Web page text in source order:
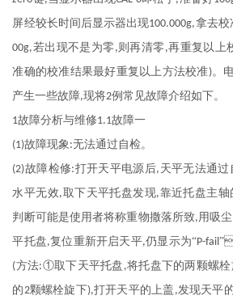
屏经较长时间后显示器出现100.000g,拿去校
00g,若出现不是为零 ,则再清零 ,再重复以上
准确的校准结果最好重复以上方法校准)
产生一些故障,现将2例常见故障介绍如下。
1故障分析与维修1.1故障一
(1)故障现象:无法通过自检。
(2)故障检修:打开天平电源后, 天平无法通过
水平无效,取下天平托盘发现,靠近托盘主
判断可能是使用者将称重物撒落所致,用吸
平托盘,复位重新开启天平,仍显示为“P-fail
(方法:①取下天平托盘 ,将托盘下的两颗螺
的2颗螺栓旋下),打开天平的上盖 ,发现天平